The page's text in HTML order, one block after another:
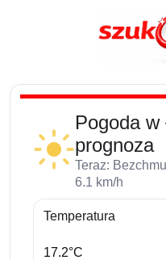
Pogoda
prognoza
Teraz:
6.1 km/h
Temperatura
17.2°C